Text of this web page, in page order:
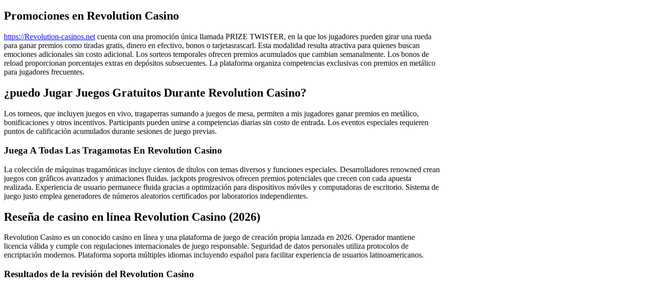
Promociones en Revolution Casino
https://Revolution-casinos.net cuenta con una promoción única llamada PRIZE TWISTER, en la que los jugadores pueden girar una rueda
para ganar premios como tiradas gratis, dinero en efectivo, bonos o tarjetasrascarl. Esta modalidad resulta atractiva para quienes buscan
emociones adicionales sin costo adicional. Los sorteos temporales ofrecen premios acumulados que cambian semanalmente. Los bonos de
reload proporcionan porcentajes extras en depósitos subsecuentes. La plataforma organiza competencias exclusivas con premios en metálico
para jugadores frecuentes.
¿puedo Jugar Juegos Gratuitos Durante Revolution Casino?
Los torneos, que incluyen juegos en vivo, tragaperras sumando a juegos de mesa, permiten a mis jugadores ganar premios en metálico,
bonificaciones y otros incentivos. Participants pueden unirse a competencias diarias sin costo de entrada. Los eventos especiales requieren
puntos de calificación acumulados durante sesiones de juego previas.
Juega A Todas Las Tragamotas En Revolution Casino
La colección de máquinas tragamónicas incluye cientos de títulos con temas diversos y funciones especiales. Desarrolladores renowned crean
juegos con gráficos avanzados y animaciones fluidas. jackpots progresivos ofrecen premios potenciales que crecen con cada apuesta
realizada. Experiencia de usuario permanece fluida gracias a optimización para dispositivos móviles y computadoras de escritorio. Sistema de
juego justo emplea generadores de números aleatorios certificados por laboratorios independientes.
Reseña de casino en línea Revolution Casino (2026)
Revolution Casino es un conocido casino en línea y una plataforma de juego de creación propia lanzada en 2026. Operador mantiene
licencia válida y cumple con regulaciones internacionales de juego responsable. Seguridad de datos personales utiliza protocolos de
encriptación modernos. Plataforma soporta múltiples idiomas incluyendo español para facilitar experiencia de usuarios latinoamericanos.
Resultados de la revisión del Revolution Casino